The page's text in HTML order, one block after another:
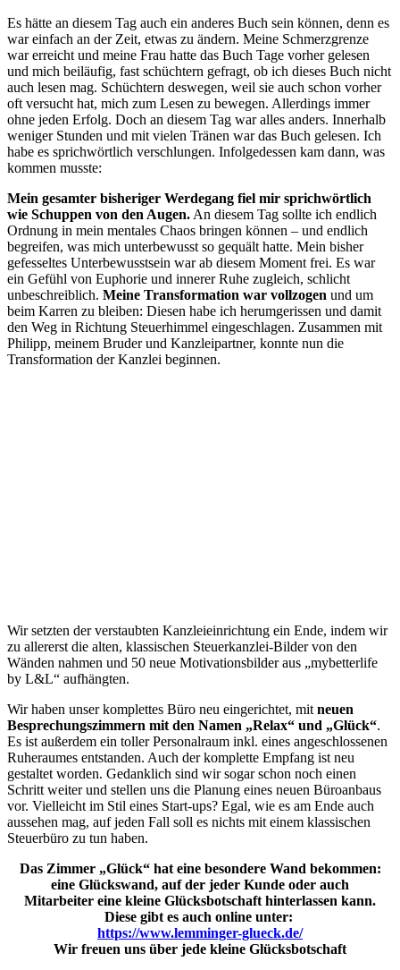
Es hätte an diesem Tag auch ein anderes Buch sein können, denn es
war einfach an der Zeit, etwas zu ändern. Meine Schmerzgrenze
war erreicht und meine Frau hatte das Buch Tage vorher gelesen
und mich beiläufig, fast schüchtern gefragt, ob ich dieses Buch nicht
auch lesen mag. Schüchtern deswegen, weil sie auch schon vorher
oft versucht hat, mich zum Lesen zu bewegen. Allerdings immer
ohne jeden Erfolg. Doch an diesem Tag war alles anders. Innerhalb
weniger Stunden und mit vielen Tränen war das Buch gelesen. Ich
habe es sprichwörtlich verschlungen. Infolgedessen kam dann, was
kommen musste:
Mein gesamter bisheriger Werdegang fiel mir sprichwörtlich
wie Schuppen von den Augen. An diesem Tag sollte ich endlich
Ordnung in mein mentales Chaos bringen können – und endlich
begreifen, was mich unterbewusst so gequält hatte. Mein bisher
gefesseltes Unterbewusstsein war ab diesem Moment frei. Es war
ein Gefühl von Euphorie und innerer Ruhe zugleich, schlicht
unbeschreiblich. Meine Transformation war vollzogen und um
beim Karren zu bleiben: Diesen habe ich herumgerissen und damit
den Weg in Richtung Steuerhimmel eingeschlagen. Zusammen mit
Philipp, meinem Bruder und Kanzleipartner, konnte nun die
Transformation der Kanzlei beginnen.
Wir setzten der verstaubten Kanzleieinrichtung ein Ende, indem wir
zu allererst die alten, klassischen Steuerkanzlei-Bilder von den
Wänden nahmen und 50 neue Motivationsbilder aus „mybetterlife
by L&L“ aufhängten.
Wir haben unser komplettes Büro neu eingerichtet, mit neuen
Besprechungszimmern mit den Namen „Relax“ und „Glück“.
Es ist außerdem ein toller Personalraum inkl. eines angeschlossenen
Ruheraumes entstanden. Auch der komplette Empfang ist neu
gestaltet worden. Gedanklich sind wir sogar schon noch einen
Schritt weiter und stellen uns die Planung eines neuen Büroanbaus
vor. Vielleicht im Stil eines Start-ups? Egal, wie es am Ende auch
aussehen mag, auf jeden Fall soll es nichts mit einem klassischen
Steuerbüro zu tun haben.
Das Zimmer „Glück“ hat eine besondere Wand bekommen:
eine Glückswand, auf der jeder Kunde oder auch
Mitarbeiter eine kleine Glücks­botschaft hinterlassen kann.
Diese gibt es auch online unter:
https://www.lemminger-glueck.de/
Wir freuen uns über jede kleine Glücksbotschaft